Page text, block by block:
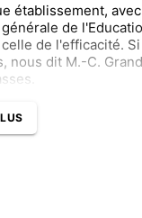
établissement,
de
de l'efficacité.
nous dit M.-C.